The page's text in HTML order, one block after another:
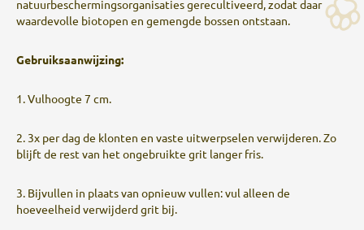
natuurbeschermingsorganisaties gerecultiveerd, zodat daar
waardevolle biotopen en gemengde bossen ontstaan.
Gebruiksaanwijzing:
1. Vulhoogte 7 cm.
2. 3x per dag de klonten en vaste uitwerpselen verwijderen. Zo
blijft de rest van het ongebruikte grit langer fris.
3. Bijvullen in plaats van opnieuw vullen: vul alleen de
hoeveelheid verwijderd grit bij.